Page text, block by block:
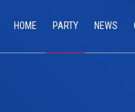
HOME PARTY NEWS